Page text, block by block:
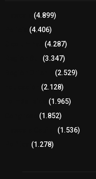
(4.899)
(4.406)
(4.287)
(3.347)
(2.529)
(2.128)
(1.965)
(1.852)
(1.536)
(1.278)